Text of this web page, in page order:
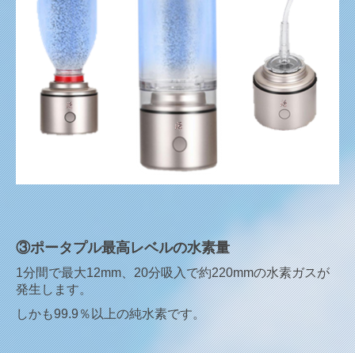
③ポータプル最高レベルの水素量
1分間で最大12mm、20分吸入で約220mmの水素ガスが
発生します。
しかも99.9％以上の純水素です。